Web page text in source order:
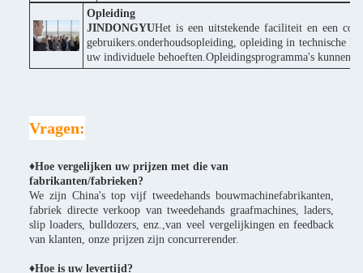
Opleiding
JINDONGYUHet is een uitstekende faciliteit en een
gebruikers.onderhoudsopleiding, opleiding in technische
uw individuele behoeften.Opleidingsprogramma's kunnen
Vragen:
♦Hoe vergelijken uw prijzen met die van
fabrikanten/fabrieken?
We zijn China's top vijf tweedehands bouwmachinefabrikanten,
fabriek directe verkoop van tweedehands graafmachines, laders,
slip loaders, bulldozers, enz.,van veel vergelijkingen en feedback
van klanten, onze prijzen zijn concurrerender.
♦Hoe is uw levertijd?